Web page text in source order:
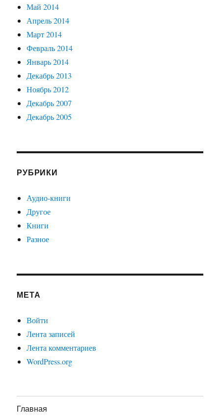
Май 2014
Апрель 2014
Март 2014
Февраль 2014
Январь 2014
Декабрь 2013
Ноябрь 2012
Декабрь 2007
Декабрь 2005
РУБРИКИ
Аудио-книги
Другое
Книги
Разное
МЕТА
Войти
Лента записей
Лента комментариев
WordPress.org
Главная